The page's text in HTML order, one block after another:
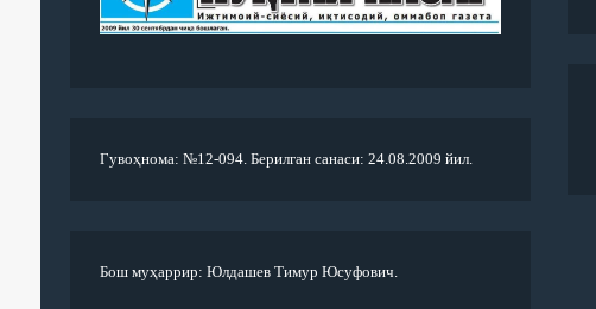
Гувоҳнома: №12-094. Берилган санаси: 24.08.2009 йил.
Бош муҳаррир: Юлдашев Тимур Юсуфович.